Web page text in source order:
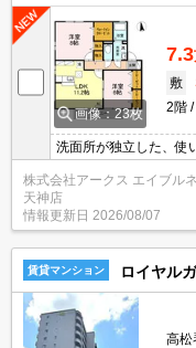
画像：23枚
7.3
敷
2階
洗面所が独立した、使
を受け取れないときは
など私生活中に配達時
ーズボックス・クロゼ
しやすく便利です。自
す。
株式会社アークス エイブル
天神店
情報更新日 2026/08/07
賃貸マンション ロイヤル
高松